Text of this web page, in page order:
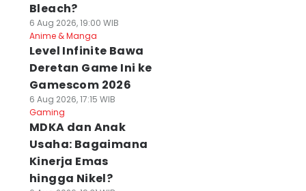
Bleach?
6 Aug 2026, 19:00 WIB
Anime & Manga
Level Infinite Bawa
Deretan Game Ini ke
Gamescom 2026
6 Aug 2026, 17:15 WIB
Gaming
MDKA dan Anak
Usaha: Bagaimana
Kinerja Emas
hingga Nikel?